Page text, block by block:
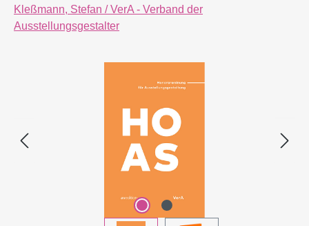
Kleßmann, Stefan / VerA - Verband der
Ausstellungsgestalter